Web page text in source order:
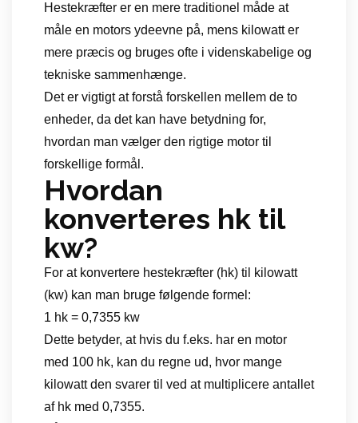
Hestekræfter er en mere traditionel måde at
måle en motors ydeevne på, mens kilowatt er
mere præcis og bruges ofte i videnskabelige og
tekniske sammenhænge.
Det er vigtigt at forstå forskellen mellem de to
enheder, da det kan have betydning for,
hvordan man vælger den rigtige motor til
forskellige formål.
Hvordan
konverteres hk til
kw?
For at konvertere hestekræfter (hk) til kilowatt
(kw) kan man bruge følgende formel:
1 hk = 0,7355 kw
Dette betyder, at hvis du f.eks. har en motor
med 100 hk, kan du regne ud, hvor mange
kilowatt den svarer til ved at multiplicere antallet
af hk med 0,7355.